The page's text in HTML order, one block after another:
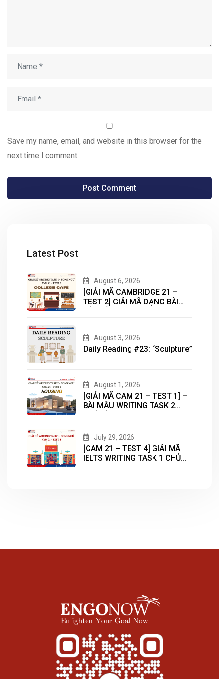
Save my name, email, and website in this browser for the
next time I comment.
Latest Post
August 6, 2026
[GIẢI MÃ CAMBRIDGE 21 –
TEST 2] GIẢI MÃ DẠNG BÀI
August 3, 2026
Daily Reading #23: “Sculpture”
August 1, 2026
[GIẢI MÃ CAM 21 – TEST 1] –
BÀI MẪU WRITING TASK 2
July 29, 2026
[CAM 21 – TEST 4] GIẢI MÃ
IELTS WRITING TASK 1 CHỦ